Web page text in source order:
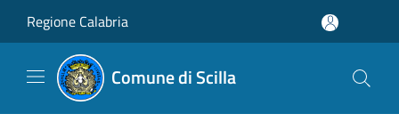
Regione Calabria
Comune di Scilla